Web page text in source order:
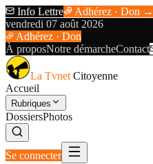
Info Lettre
Adhérez · Don →
vendredi 07 août 2026
Adhérez · Don
À proposNotre démarcheContact
La Tvnet Citoyenne
Accueil
Rubriques
DossiersPhotos
Se connecter